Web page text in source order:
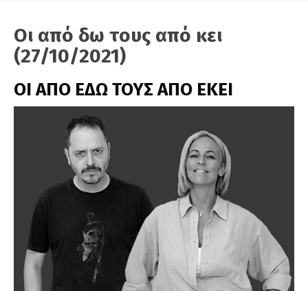
Οι από δω τους από κει
(27/10/2021)
ΟΙ ΑΠΟ ΕΔΩ ΤΟΥΣ ΑΠΟ ΕΚΕΙ